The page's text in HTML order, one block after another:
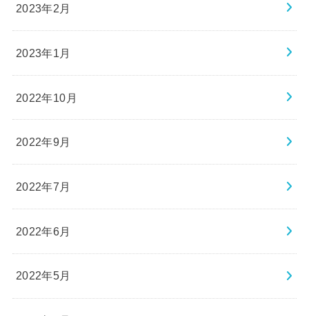
2023年2月
2023年1月
2022年10月
2022年9月
2022年7月
2022年6月
2022年5月